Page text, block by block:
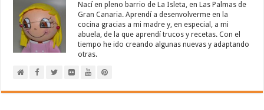
Nací en pleno barrio de La Isleta, en Las Palmas de
Gran Canaria. Aprendí a desenvolverme en la
cocina gracias a mi madre y, en especial, a mi
abuela, de la que aprendí trucos y recetas. Con el
tiempo he ido creando algunas nuevas y adaptando
otras.